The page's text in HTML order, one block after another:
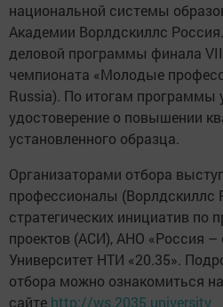
национальной системы
Академии Ворлдскиллс
деловой программы финала
чемпионата «Молодые
Russia). По итогам программы
удостоверение о повышении
установленного образца.
Организаторами отбора
профессионалы (Ворлдскиллс
стратегических инициатив по
проектов (АСИ), АНО «Россия –
Университет НТИ «20.35».
отбора можно ознакомиться на
сайте http://ws.2035.university